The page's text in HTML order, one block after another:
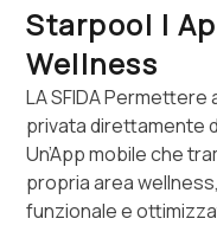
Starpool |
Wellness
LA SFIDA
privata direttamente
Un’App mobile che
propria area
funzionale e